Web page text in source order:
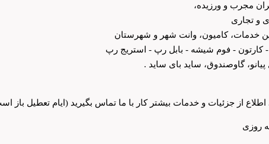
مجرب و ورزیده،
و تجاری
خدمات، کامیون، وانت شهر و شهرستان
کارتون - فوم شیشه - بابل رپ - استریج رپ
گاوصندوق، ساید بای ساید .
اطلاع از جزئیات و خدمات بیشتر کار با ما تماس بگیرید (ایام تعطیل باز
روزی